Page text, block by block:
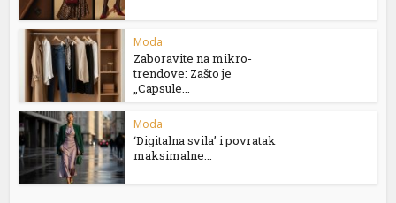
Moda
Zaboravite na mikro-
trendove: Zašto je
„Capsule...
Moda
‘Digitalna svila’ i povratak
maksimalne...